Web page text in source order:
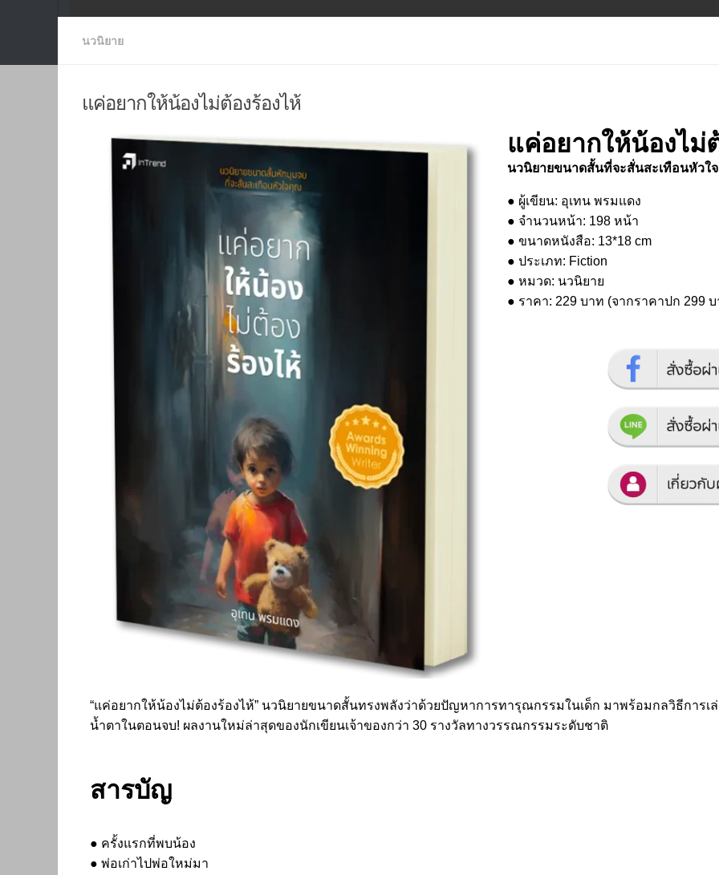
นวนิยาย
แค่อยากให้น้องไม่ต้องร้องไห้
แค่อยากให้น้องไม่
นวนิยายขนาดสั้นที่จะสั่นสะเทือนหัวใ
● ผู้เขียน: อุเทน พรมแดง
● จำนวนหน้า: 198 หน้า
● ขนาดหนังสือ: 13*18 cm
● ประเภท: Fiction
● หมวด: นวนิยาย
● ราคา: 229 บาท (จากราคาปก 299
“แค่อยากให้น้องไม่ต้องร้องไห้” นวนิยายขนาดสั้นทรงพลังว่าด้วยปัญหาการทารุณกรรมในเด็ก มาพร้อมกลวิธีการเ
น้ำตาในตอนจบ! ผลงานใหม่ล่าสุดของนักเขียนเจ้าของกว่า 30 รางวัลทางวรรณกรรมระดับชาติ
สารบัญ
● ครั้งแรกที่พบน้อง
● พ่อเก่าไปพ่อใหม่มา